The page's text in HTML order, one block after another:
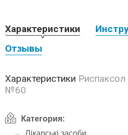
Характеристики
Отзывы
Характеристики
№60
Категория:
Лікарські засоби